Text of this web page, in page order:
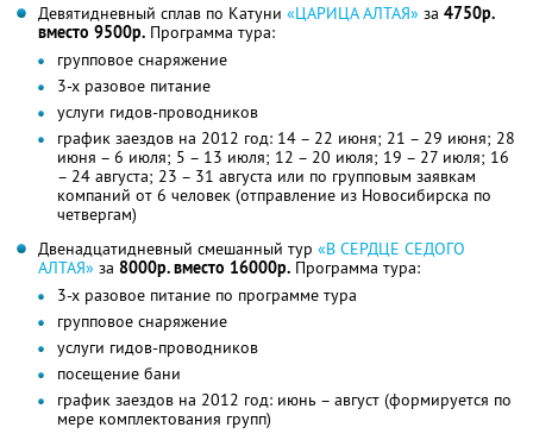
Девятидневный сплав по Катуни «ЦАРИЦА АЛТАЯ» за 4750р.
вместо 9500р. Программа тура:
групповое снаряжение
3-х разовое питание
услуги гидов-проводников
график заездов на 2012 год: 14 – 22 июня; 21 – 29 июня; 28
июня – 6 июля; 5 – 13 июля; 12 – 20 июля; 19 – 27 июля; 16
– 24 августа; 23 – 31 августа или по групповым заявкам
компаний от 6 человек (отправление из Новосибирска по
четвергам)
Двенадцатидневный смешанный тур «В СЕРДЦЕ СЕДОГО
АЛТАЯ» за 8000р. вместо 16000р. Программа тура:
3-х разовое питание по программе тура
групповое снаряжение
услуги гидов-проводников
посещение бани
график заездов на 2012 год: июнь – август (формируется по
мере комплектования групп)